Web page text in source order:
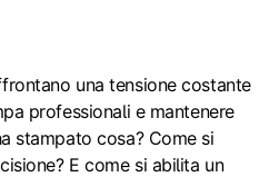
una tensione costante
professionali e mantenere
stampato cosa? Come si
E come si abilita un